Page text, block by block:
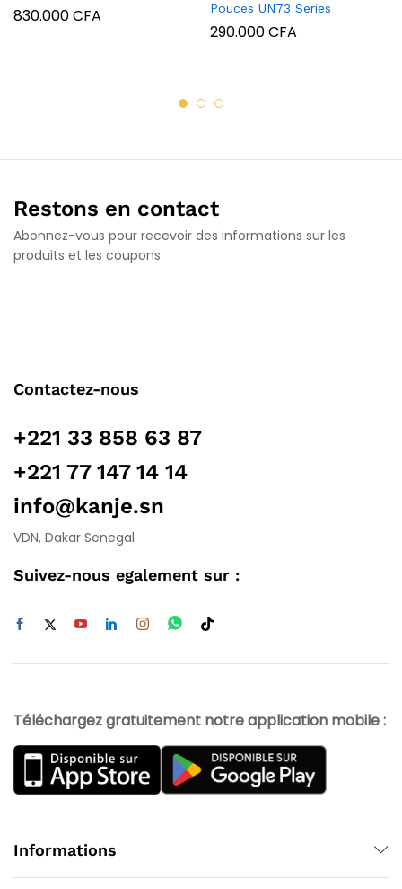
830.000CFA
Pouces UN73 Series
290.000CFA
Restons en contact
Abonnez-vous pour recevoir des informations sur les
produits et les coupons
Contactez-nous
+221 33 858 63 87
+221 77 147 14 14
info@kanje.sn
VDN, Dakar Senegal
Suivez-nous egalement sur :
Téléchargez gratuitement notre application mobile :
Informations